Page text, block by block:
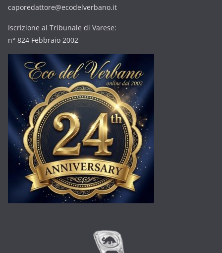
caporedattore@ecodelverbano.it
Iscrizione al Tribunale di Varese:
n° 824 Febbraio 2002